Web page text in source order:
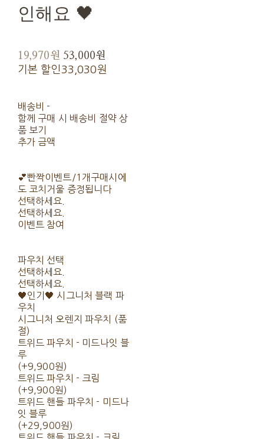
인해요 🖤
19,970원 53,000원
기본 할인 33,030원
배송비 -
함께 구매 시 배송비 절약 상
품 보기
추가 금액
💕빤짝이벤트/1개구매시에
도 코치거울 증정됩니다
선택하세요.
선택하세요.
이벤트 참여
파우치 선택
선택하세요.
선택하세요.
🖤인기🖤 시그니처 블랙 파
우치
시그니처 오렌지 파우치 (품
절)
트위드 파우치 - 미드나잇 블
루
(+9,900원)
트위드 파우치 - 크림
(+9,900원)
트위드 핸들 파우치 - 미드나
잇 블루
(+29,900원)